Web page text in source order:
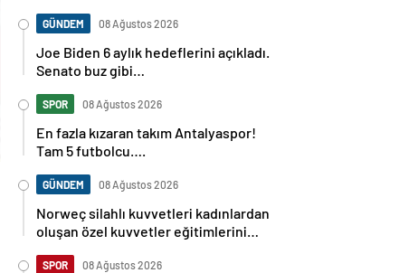
GÜNDEM 08 Ağustos 2026
Joe Biden 6 aylık hedeflerini açıkladı.
Senato buz gibi…
SPOR 08 Ağustos 2026
En fazla kızaran takım Antalyaspor!
Tam 5 futbolcu….
GÜNDEM 08 Ağustos 2026
Norweç silahlı kuvvetleri kadınlardan
oluşan özel kuvvetler eğitimlerini
SPOR 08 Ağustos 2026